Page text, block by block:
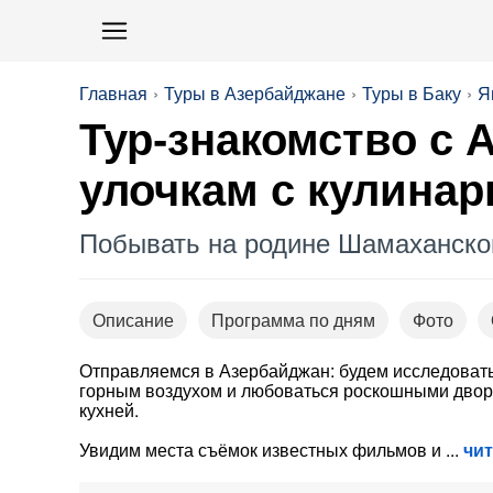
Главная Туры в Азербайджане Туры в Баку
Тур-знакомство с
улочкам с
Побывать на родине
Описание Программа по дням Фото
Отправляемся в Азербайджан: будем
горным воздухом и любоваться роскошными
кухней.
Увидим места съёмок известных фильмов и